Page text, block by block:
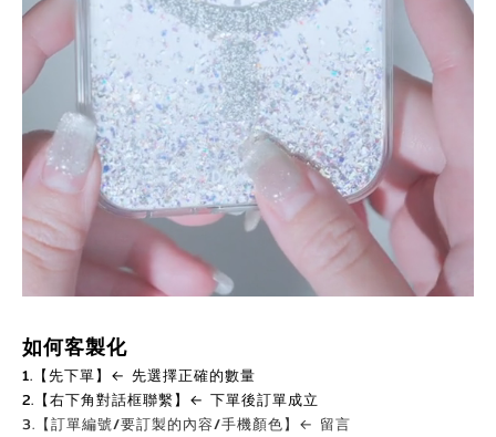
如何客製化
1.【先下單】← 先選擇正確的數量
2.【右下角對話框聯繫】← 下單後訂單成立
3.【訂單編號/要訂製的內容/手機顏色】← 留言